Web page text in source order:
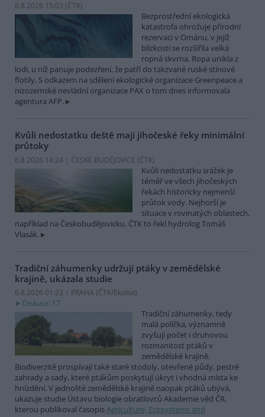
6.8.2026 15:03 (ČTK)
Bezprostřední ekologická
katastrofa ohrožuje přírodní
rezervaci v Ománu, v jejíž
blízkosti se rozšířila velká
ropná skvrna. Ropa unikla z
lodi, u níž panuje podezření, že patří do takzvané ruské stínové
flotily. S odkazem na sdělení ekologické organizace Greenpeace a
nizozemské nevládní organizace PAX o tom dnes informovala
agentura AFP.
Kvůli nedostatku deště mají jihočeské řeky minimální
průtoky
6.8.2026 14:24 | ČESKÉ BUDĚJOVICE (ČTK)
Kvůli nedostatku srážek je
téměř ve všech jihočeských
řekách historicky nejmenší
průtok vody. Nejhorší je
situace v rovinatých oblastech,
například na Českobudějovicku. ČTK to řekl hydrolog Tomáš
Vlasák.
Tradiční záhumenky udržují ptáky v zemědělské
krajině, ukázala studie
6.8.2026 01:23 | PRAHA (ČTK/Ekolist)
Diskuse: 17
Tradiční záhumenky, tedy
malá políčka, významně
zvyšují počet i druhovou
rozmanitost ptáků v
zemědělské krajině.
Biodiverzitě prospívají také staré stodoly, otevřené půdy, pestré
zahrady a sady, které ptákům poskytují úkryt i vhodná místa ke
hnízdění. V jednolité zemědělské krajině naopak ptáků ubývá,
ukazuje studie Ústavu biologie obratlovců Akademie věd ČR,
kterou publikoval časopisAgriculture, Ecosystems and